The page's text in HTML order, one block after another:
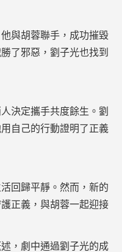
與胡蓉聯手，成功摧毀
了邪惡，劉子光也找到
決定攜手共度餘生。劉
自己的行動證明了正義
回歸平靜。然而，新的
正義，與胡蓉一起迎接
，劇中通過劉子光的成